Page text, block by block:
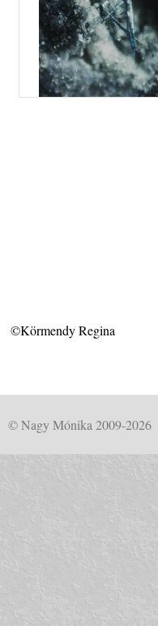
©Körmendy Regina
© Nagy Mónika 2009-2026